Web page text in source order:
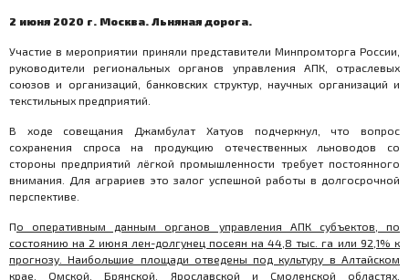
2 июня 2020 г. Москва. Льняная дорога.
Участие в мероприятии приняли представители Минпромторга России,
руководители региональных органов управления АПК, отраслевых
союзов и организаций, банковских структур, научных организаций и
текстильных предприятий.
В ходе совещания Джамбулат Хатуов подчеркнул, что вопрос
сохранения спроса на продукцию отечественных льноводов со
стороны предприятий лёгкой промышленности требует постоянного
внимания. Для аграриев это залог успешной работы в долгосрочной
перспективе.
По оперативным данным органов управления АПК субъектов, по
состоянию на 2 июня лен-долгунец посеян на 44,8 тыс. га или 92,1% к
прогнозу. Наибольшие площади отведены под культуру в Алтайском
крае, Омской, Брянской, Ярославской и Смоленской областях,